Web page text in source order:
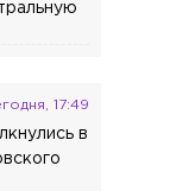
17:49
в